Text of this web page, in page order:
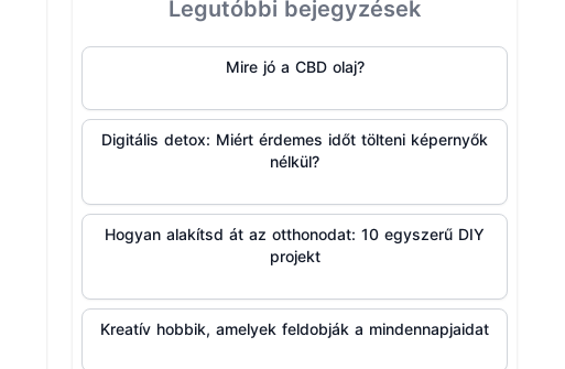
Legutóbbi bejegyzések
Mire jó a CBD olaj?
Digitális detox: Miért érdemes időt tölteni képernyők
nélkül?
Hogyan alakítsd át az otthonodat: 10 egyszerű DIY
projekt
Kreatív hobbik, amelyek feldobják a mindennapjaidat